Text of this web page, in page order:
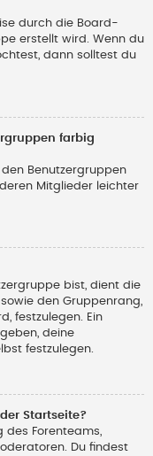
durch die Board-
erstellt wird. Wenn du
dann solltest du
farbig
Benutzergruppen
Mitglieder leichter
bist, dient die
den Gruppenrang,
festzulegen. Ein
deine
festzulegen.
Startseite?
des Forenteams,
Du findest